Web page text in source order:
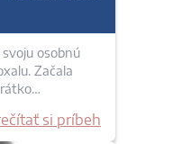
osobnú
Začala
si príbeh